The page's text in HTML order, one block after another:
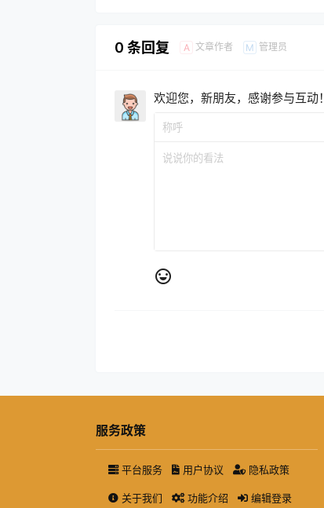
0 条回复 A 文章作者 M 管理员
欢迎您，新朋友，感谢参与互动！
服务政策
平台服务 用户协议 隐私政策
关于我们 功能介绍 编辑登录